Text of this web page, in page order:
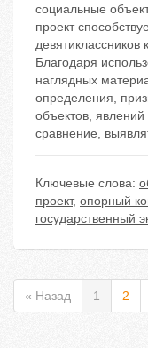
социальные
проект
Благодаря
наглядных
определения,
объектов,
сравнение,
Ключевые слова:
проект, опорный
государственный
« Назад 1 2